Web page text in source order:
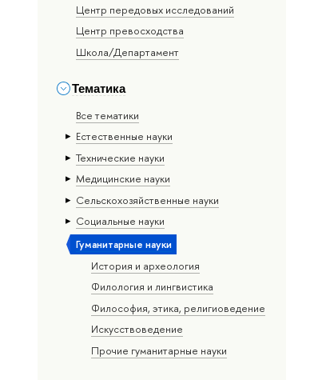
Центр передовых исследований
Центр превосходства
Школа/Департамент
Тематика
Все тематики
Естественные науки
Тех­ничес­кие науки
Медицинские науки
Сельскохозяйственные науки
Социальные науки
Гуманитарные науки
История и археология
Филология и лингвистика
Философия, этика, религиоведение
Искусствоведение
Прочие гуманитарные науки